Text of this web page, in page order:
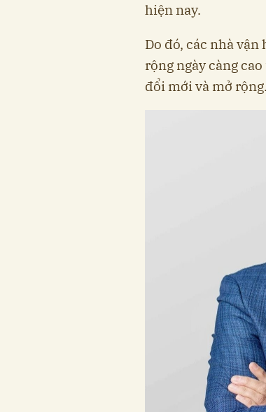
hiện nay.
Do đó, các nhà
rộng ngày càng
đổi mới và mở rộng.